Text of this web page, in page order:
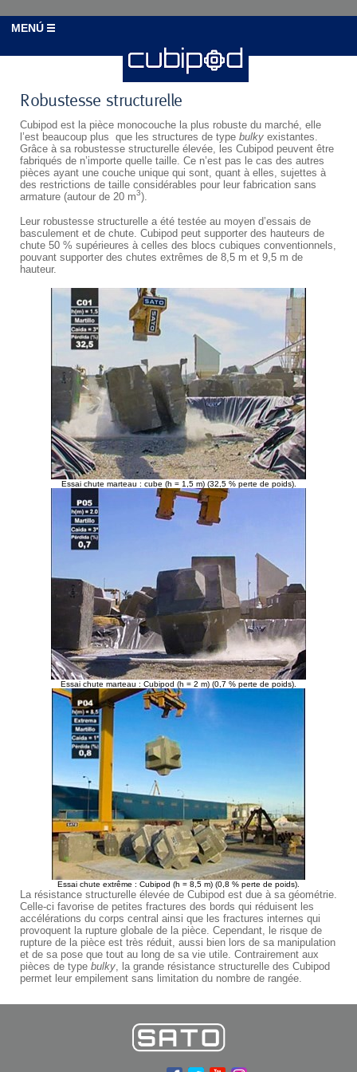
MENÚ
Robustesse structurelle
Cubipod est la pièce monocouche la plus robuste du marché, elle
l’est beaucoup plus que les structures de type bulky existantes.
Grâce à sa robustesse structurelle élevée, les Cubipod peuvent être
fabriqués de n’importe quelle taille. Ce n’est pas le cas des autres
pièces ayant une couche unique qui sont, quant à elles, sujettes à
des restrictions de taille considérables pour leur fabrication sans
armature (autour de 20 m3).
Leur robustesse structurelle a été testée au moyen d’essais de
basculement et de chute. Cubipod peut supporter des hauteurs de
chute 50 % supérieures à celles des blocs cubiques conventionnels,
pouvant supporter des chutes extrêmes de 8,5 m et 9,5 m de
hauteur.
Essai chute marteau : cube (h = 1,5 m) (32,5 % perte de poids).
Essai chute marteau : Cubipod (h = 2 m) (0,7 % perte de poids).
Essai chute extrême : Cubipod (h = 8,5 m) (0,8 % perte de poids).
La résistance structurelle élevée de Cubipod est due à sa géométrie.
Celle-ci favorise de petites fractures des bords qui réduisent les
accélérations du corps central ainsi que les fractures internes qui
provoquent la rupture globale de la pièce. Cependant, le risque de
rupture de la pièce est très réduit, aussi bien lors de sa manipulation
et de sa pose que tout au long de sa vie utile. Contrairement aux
pièces de type bulky , la grande résistance structurelle des Cubipod
permet leur empilement sans limitation du nombre de rangée.